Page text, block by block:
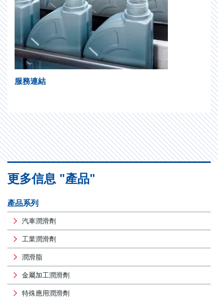
服務連結
更多信息 "產品"
產品系列
汽車潤滑劑
工業潤滑劑
潤滑脂
金屬加工潤滑劑
特殊應用潤滑劑